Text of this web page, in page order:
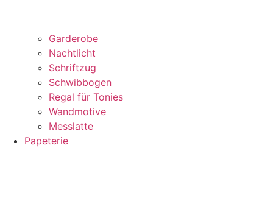
Garderobe
Nachtlicht
Schriftzug
Schwibbogen
Regal für Tonies
Wandmotive
Messlatte
Papeterie